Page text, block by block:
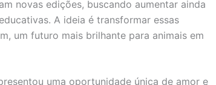
novas edições, buscando aumentar ainda
A ideia é transformar essas
um futuro mais brilhante para animais em
uma oportunidade única de amor e